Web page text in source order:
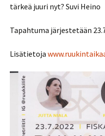
tärkeä juuri nyt? Suvi Heino
Tapahtuma järjestetään
Lisätietoja